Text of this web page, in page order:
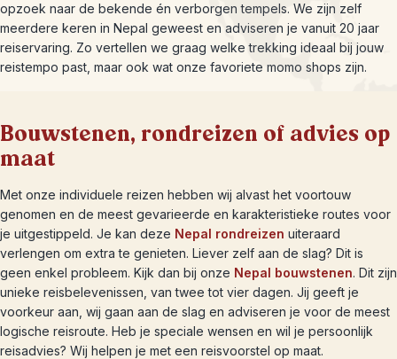
opzoek naar de bekende én verborgen tempels. We zijn zelf
meerdere keren in Nepal geweest en adviseren je vanuit 20 jaar
reiservaring. Zo vertellen we graag welke trekking ideaal bij jouw
reistempo past, maar ook wat onze favoriete momo shops zijn.
Bouwstenen, rondreizen of advies op
maat
Met onze individuele reizen hebben wij alvast het voortouw
genomen en de meest gevarieerde en karakteristieke routes voor
je uitgestippeld. Je kan deze Nepal rondreizen uiteraard
verlengen om extra te genieten. Liever zelf aan de slag? Dit is
geen enkel probleem. Kijk dan bij onze Nepal bouwstenen. Dit zijn
unieke reisbelevenissen, van twee tot vier dagen. Jij geeft je
voorkeur aan, wij gaan aan de slag en adviseren je voor de meest
logische reisroute. Heb je speciale wensen en wil je persoonlijk
reisadvies? Wij helpen je met een reisvoorstel op maat.